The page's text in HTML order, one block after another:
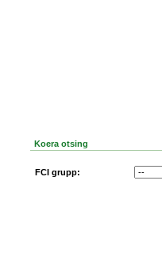
Koera otsing
FCI grupp: